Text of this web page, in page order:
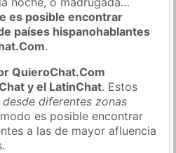
es posible encontrar
países hispanohablantes
.
QuieroChat.Com
y el LatinChat. Estos
diferentes zonas
es posible encontrar
a las de mayor afluencia